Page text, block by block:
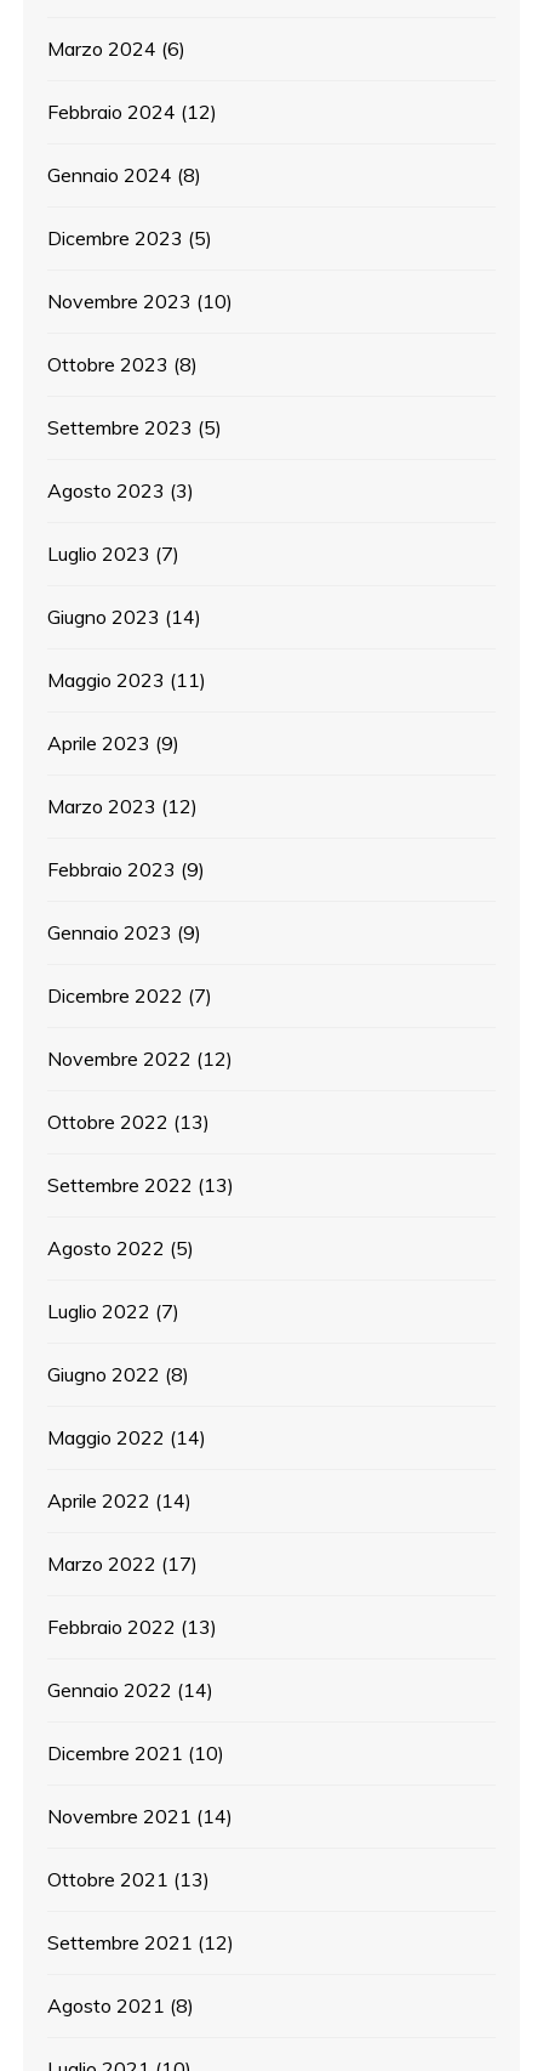
Marzo 2024 (6)
Febbraio 2024 (12)
Gennaio 2024 (8)
Dicembre 2023 (5)
Novembre 2023 (10)
Ottobre 2023 (8)
Settembre 2023 (5)
Agosto 2023 (3)
Luglio 2023 (7)
Giugno 2023 (14)
Maggio 2023 (11)
Aprile 2023 (9)
Marzo 2023 (12)
Febbraio 2023 (9)
Gennaio 2023 (9)
Dicembre 2022 (7)
Novembre 2022 (12)
Ottobre 2022 (13)
Settembre 2022 (13)
Agosto 2022 (5)
Luglio 2022 (7)
Giugno 2022 (8)
Maggio 2022 (14)
Aprile 2022 (14)
Marzo 2022 (17)
Febbraio 2022 (13)
Gennaio 2022 (14)
Dicembre 2021 (10)
Novembre 2021 (14)
Ottobre 2021 (13)
Settembre 2021 (12)
Agosto 2021 (8)